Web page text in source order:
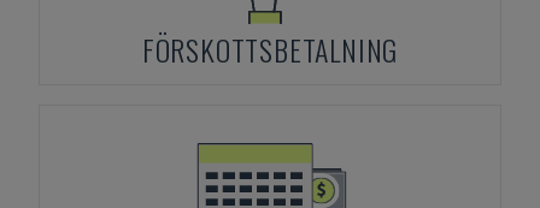
FÖRSKOTTSBETALNING